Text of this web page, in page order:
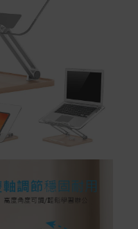
確保自身權益 ! 非商
整之情況，本公司有
財產權之商品。依消費
拆封後恕不接受退換
透過專線或服務信箱聯
品，其餘全館皆可免
各地外，部分商品可